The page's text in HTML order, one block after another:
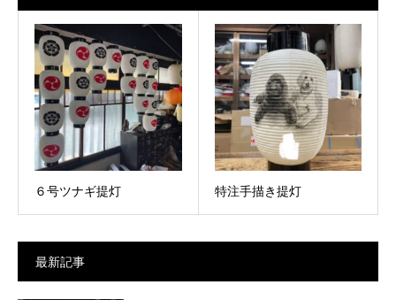
６号ツナギ提灯 特注手描き提灯
最新記事